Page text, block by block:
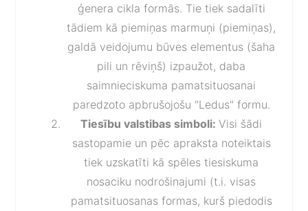
ģenera cikla formās. Tie tiek sadalīti
tādiem kā piemiņas marmuņi (piemiņas),
galdā veidojumu būves elementus (šaha
pili un rēviņš) izpaužot, daba
saimnieciskuma pamatsituosanai
paredzoto apbrušojošu "Ledus" formu.
Tiesību valstibas simboli: Visi šādi
sastopamie un pēc apraksta noteiktais
tiek uzskatīti kā spēles tiesiskuma
nosaciku nodrošinajumi (t.i. visas
pamatsituosanas formas, kurš piedodis